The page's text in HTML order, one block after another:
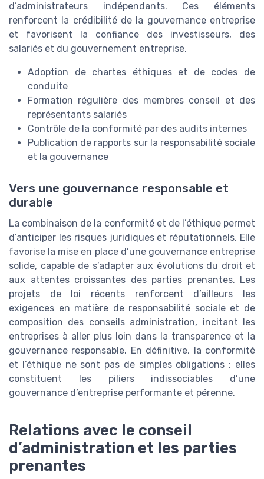
d’administrateurs indépendants. Ces éléments
renforcent la crédibilité de la gouvernance entreprise
et favorisent la confiance des investisseurs, des
salariés et du gouvernement entreprise.
Adoption de chartes éthiques et de codes de
conduite
Formation régulière des membres conseil et des
représentants salariés
Contrôle de la conformité par des audits internes
Publication de rapports sur la responsabilité sociale
et la gouvernance
Vers une gouvernance responsable et
durable
La combinaison de la conformité et de l’éthique permet
d’anticiper les risques juridiques et réputationnels. Elle
favorise la mise en place d’une gouvernance entreprise
solide, capable de s’adapter aux évolutions du droit et
aux attentes croissantes des parties prenantes. Les
projets de loi récents renforcent d’ailleurs les
exigences en matière de responsabilité sociale et de
composition des conseils administration, incitant les
entreprises à aller plus loin dans la transparence et la
gouvernance responsable. En définitive, la conformité
et l’éthique ne sont pas de simples obligations : elles
constituent les piliers indissociables d’une
gouvernance d’entreprise performante et pérenne.
Relations avec le conseil
d’administration et les parties
prenantes